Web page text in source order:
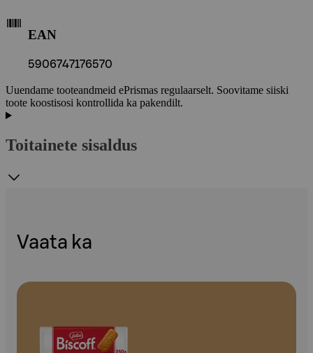
EAN
5906747176570
Uuendame tooteandmeid ePrismas regulaarselt. Soovitame siiski
toote koostisosi kontrollida ka pakendilt.
Toitainete sisaldus
Vaata ka